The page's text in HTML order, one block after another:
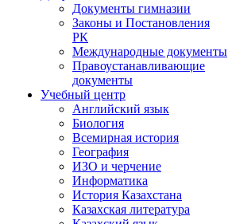
Документы гимназии
Законы и Постановления
РК
Международные документы
Правоустанавливающие
документы
Учебный центр
Английский язык
Биология
Всемирная история
География
ИЗО и черчение
Информатика
История Казахстана
Казахская литература